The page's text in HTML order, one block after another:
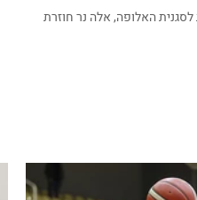
לסגנית האלופה, אלה נר חוזרת